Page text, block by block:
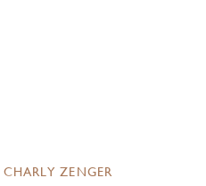
CHARLY ZENGER